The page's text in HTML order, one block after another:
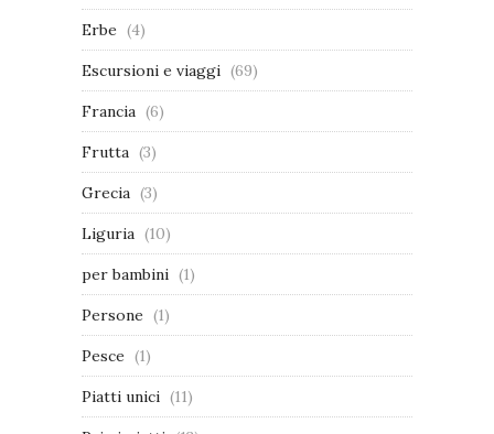
Erbe (4)
Escursioni e viaggi (69)
Francia (6)
Frutta (3)
Grecia (3)
Liguria (10)
per bambini (1)
Persone (1)
Pesce (1)
Piatti unici (11)